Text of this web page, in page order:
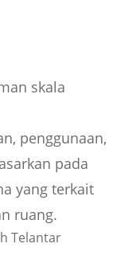
skala
penggunaan,
pada
yang terkait
ruang.
Telantar